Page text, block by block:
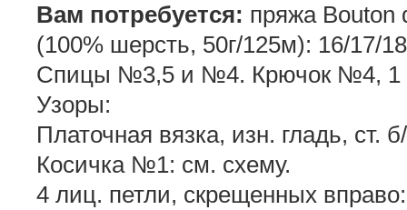
Вам потребуется: пряжа Bouton
(100% шерсть, 50г/125м): 16/17/
Спицы №3,5 и №4. Крючок №4, 1
Узоры:
Платочная вязка, изн. гладь, ст.
Косичка №1: см. схему.
4 лиц. петли, скрещенных